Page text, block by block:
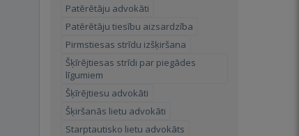
Patērētāju advokāti
Patērētāju tiesību aizsardzība
Pirmstiesas strīdu izšķiršana
Šķīrējtiesas strīdi par piegādes
līgumiem
Šķīrējtiesu advokāti
Šķiršanās lietu advokāti
Starptautisko lietu advokāts